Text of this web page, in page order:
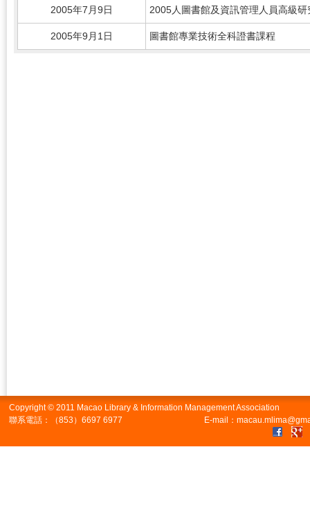
2005年7月9日 2005人圖書館及資訊管理人員高級
2005年9月1日 圖書館專業技術全科證書課程
Copyright © 2011 Macao Library & Information Management Association
聯系電話：（853）6697 6977
E-mail：